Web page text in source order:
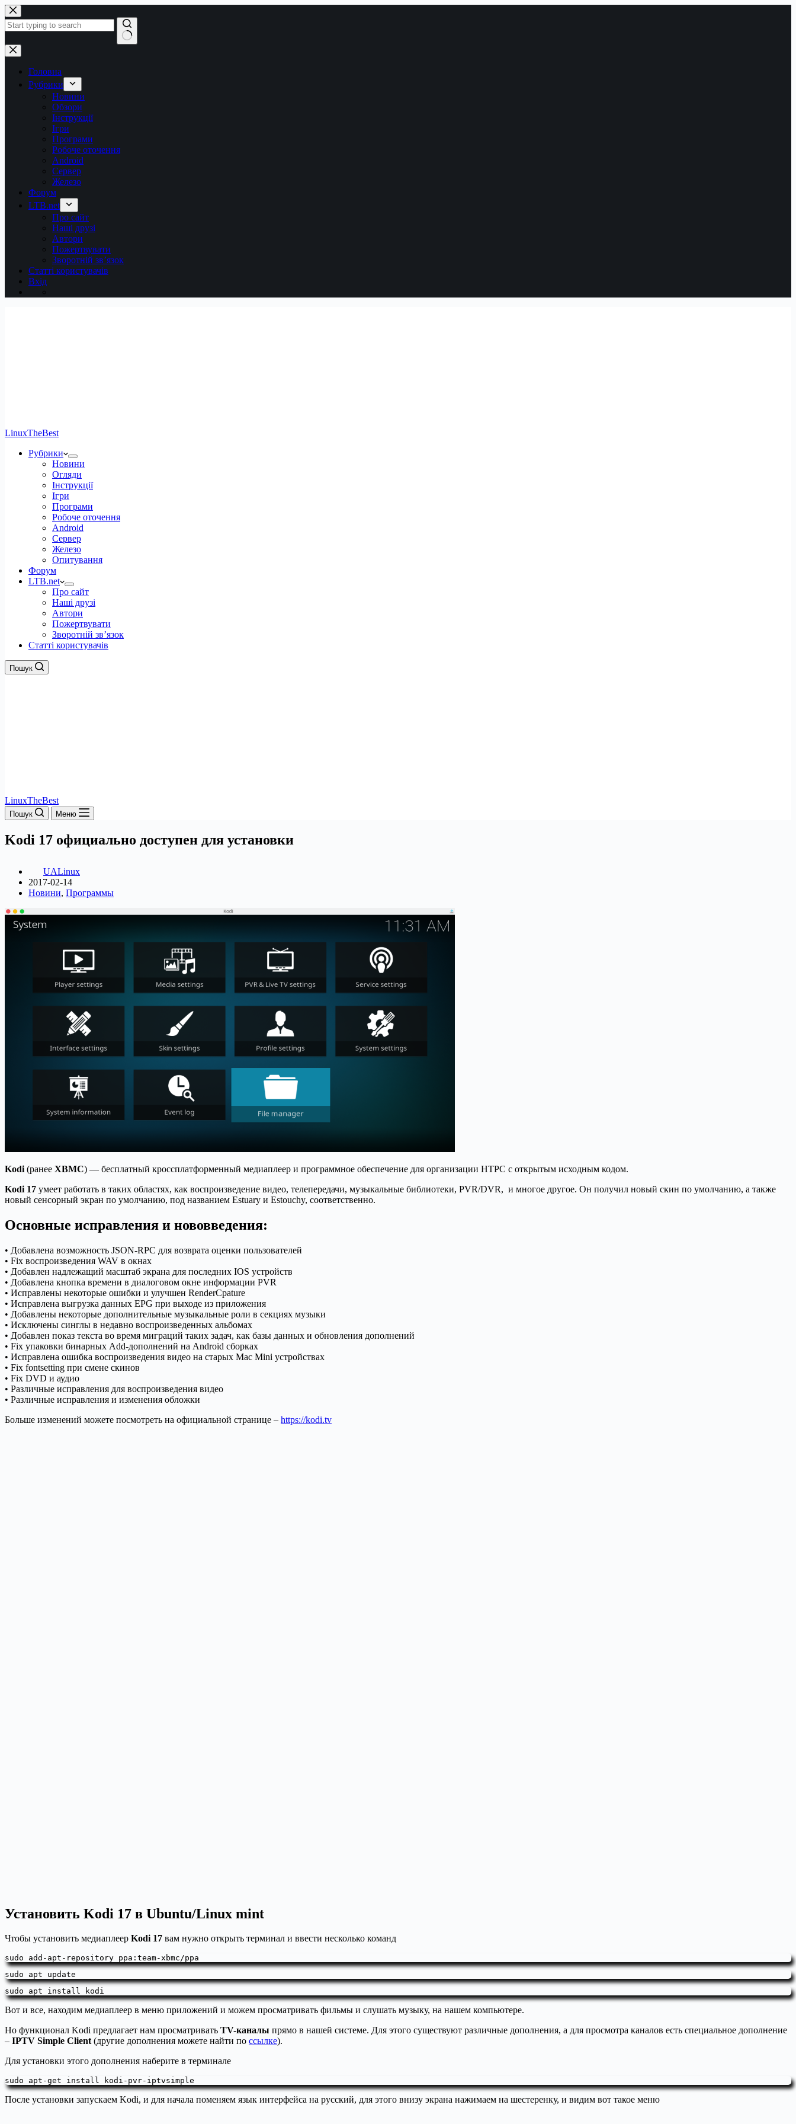
Перейти
до
вмісту
Немає
результатів
Головна
Рубрики
Новини
Обзори
Інструкції
Ігри
Програми
Робоче оточення
Android
Сервер
Железо
Форум
LTB.net
Про сайт
Наші друзі
Автори
Пожертвувати
Зворотній зв’язок
Статті користувачів
Вхід
LinuxTheBest
Рубрики
Новини
Огляди
Інструкції
Ігри
Програми
Робоче оточення
Android
Сервер
Железо
Опитування
Форум
LTB.net
Про сайт
Наші друзі
Автори
Пожертвувати
Зворотній зв’язок
Статті користувачів
Пошук
LinuxTheBest
Пошук Меню
Kodi 17 официально доступен для установки
UALinux
2017-02-14
Новини, Программы
Kodi (ранее XBMC) — бесплатный кроссплатформенный медиаплеер и программное обеспечение для организации HTPC с открытым исходным кодом.
Kodi 17 умеет работать в таких областях, как воспроизведение видео, телепередачи, музыкальные библиотеки, PVR/DVR, и многое другое. Он получил новый скин по умолчанию, а также
новый сенсорный экран по умолчанию, под названием Estuary и Estouchy, соответственно.
Основные исправления и нововведения:
• Добавлена возможность JSON-RPC для возврата оценки пользователей
• Fix воспроизведения WAV в окнах
• Добавлен надлежащий масштаб экрана для последних IOS устройств
• Добавлена кнопка времени в диалоговом окне информации PVR
• Исправлены некоторые ошибки и улучшен RenderCpature
• Исправлена выгрузка данных EPG при выходе из приложения
• Добавлены некоторые дополнительные музыкальные роли в секциях музыки
• Исключены синглы в недавно воспроизведенных альбомах
• Добавлен показ текста во время миграций таких задач, как базы данных и обновления дополнений
• Fix упаковки бинарных Add-дополнений на Android сборках
• Исправлена ошибка воспроизведения видео на старых Mac Mini устройствах
• Fix fontsetting при смене скинов
• Fix DVD и аудио
• Различные исправления для воспроизведения видео
• Различные исправления и изменения обложки
Больше изменений можете посмотреть на официальной странице – https://kodi.tv
Установить Kodi 17 в Ubuntu/Linux mint
Чтобы установить медиаплеер Kodi 17 вам нужно открыть терминал и ввести несколько команд
sudo add-apt-repository ppa:team-xbmc/ppa
sudo apt update
sudo apt install kodi
Вот и все, находим медиаплеер в меню приложений и можем просматривать фильмы и слушать музыку, на нашем компьютере.
Но функционал Kodi предлагает нам просматривать TV-каналы прямо в нашей системе. Для этого существуют различные дополнения, а для просмотра каналов есть специальное дополнение
– IPTV Simple Client(другие дополнения можете найти по ссылке).
Для установки этого дополнения наберите в терминале
sudo apt-get install kodi-pvr-iptvsimple
После установки запускаем Kodi, и для начала поменяем язык интерфейса на русский, для этого внизу экрана нажимаем на шестеренку, и видим вот такое меню